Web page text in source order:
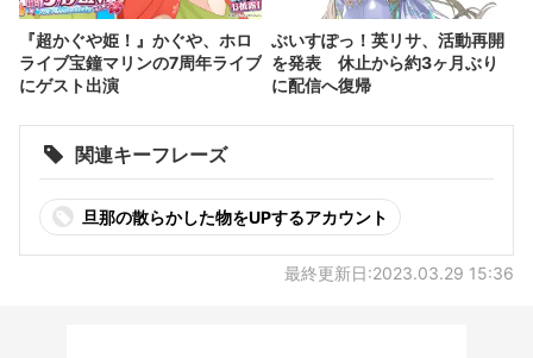
『超かぐや姫！』かぐや、ホロ
ライブ宝鐘マリンの7周年ライブ
にゲスト出演
ぶいすぽっ！英リサ、活動再開
を発表 休止から約3ヶ月ぶり
に配信へ復帰
関連キーフレーズ
旦那の散らかした物をUPするアカウント
最終更新日:2023.03.29 15:36